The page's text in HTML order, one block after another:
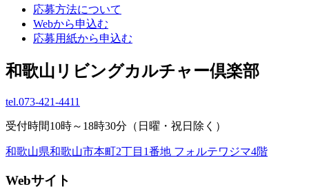
応募方法について
Webから申込む
応募用紙から申込む
和歌山リビングカルチャー倶楽部
tel.073-421-4411
受付時間10時～18時30分（日曜・祝日除く）
和歌山県和歌山市本町2丁目1番地 フォルテワジマ4階
Webサイト